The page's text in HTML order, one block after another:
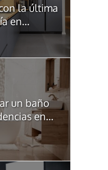
la última
en...
un baño
en...